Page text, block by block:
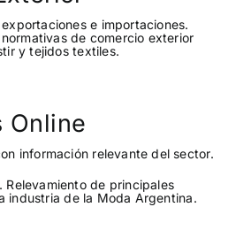
e importaciones.
de comercio exterior
y tejidos textiles.
Online
información relevante del sector.
Relevamiento de principales
industria de la Moda Argentina.